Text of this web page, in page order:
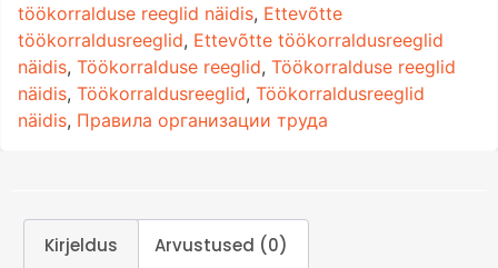
töökorralduse reeglid näidis, Ettevõtte
töökorraldusreeglid, Ettevõtte töökorraldusreeglid
näidis, Töökorralduse reeglid, Töökorralduse reeglid
näidis, Töökorraldusreeglid, Töökorraldusreeglid
näidis, Правила организации труда
Kirjeldus Arvustused (0)